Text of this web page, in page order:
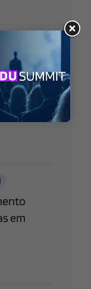
para
agora
em